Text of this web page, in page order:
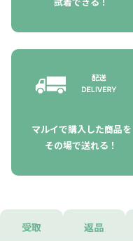
マルイで購入した商品を
その場で送れる！
受取 返品